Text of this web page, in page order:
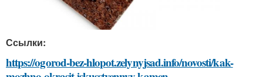
Ссылки:
https://ogorod-bez-hlopot.zelynyjsad.info/novosti/kak-